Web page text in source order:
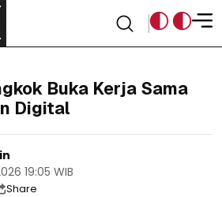
Buka Kerja Sama
Digital
19:05 WIB
Share